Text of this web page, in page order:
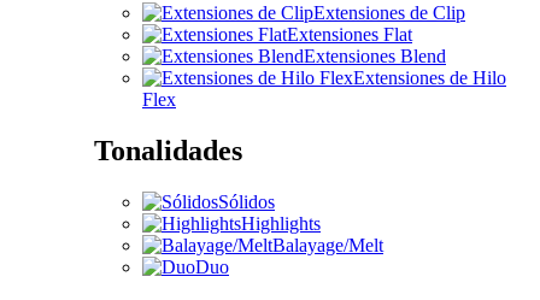
Extensiones de Clip
Extensiones Flat
Extensiones Blend
Extensiones de Hilo
Flex
Tonalidades
Sólidos
Highlights
Balayage/Melt
Duo